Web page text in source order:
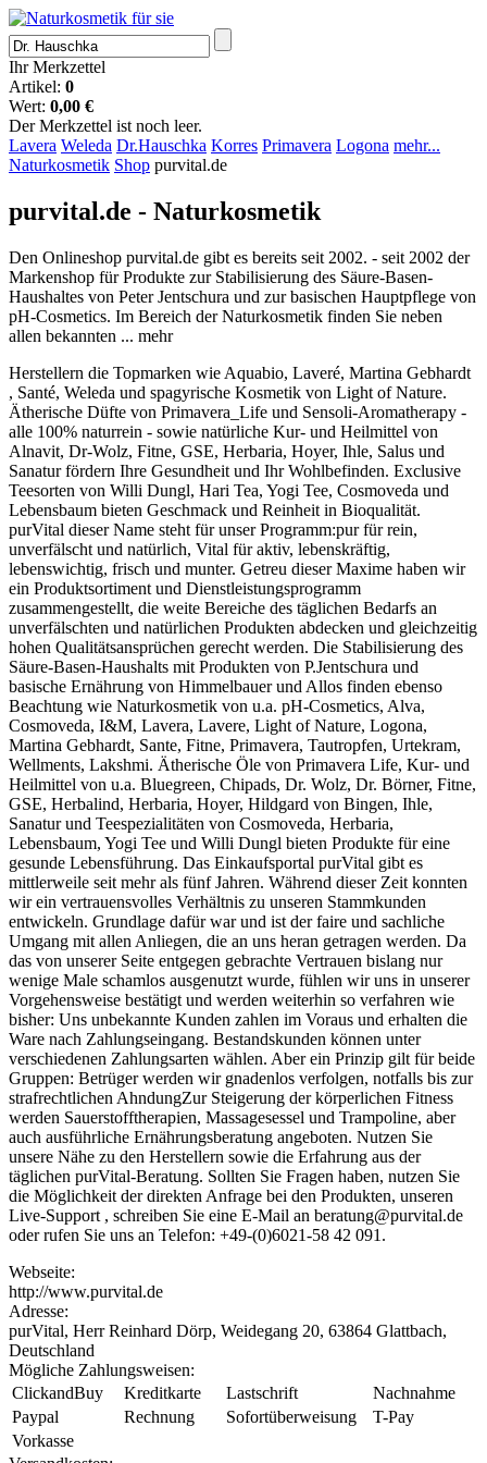
Ihr Merkzettel
Artikel: 0
Wert: 0,00 €
Der Merkzettel ist noch leer.
Lavera Weleda Dr.Hauschka Korres Primavera Logona mehr...
Naturkosmetik Shop purvital.de
purvital.de - Naturkosmetik
Den Onlineshop purvital.de gibt es bereits seit 2002. - seit 2002 der
Markenshop für Produkte zur Stabilisierung des Säure-Basen-
Haushaltes von Peter Jentschura und zur basischen Hauptpflege von
pH-Cosmetics. Im Bereich der Naturkosmetik finden Sie neben
allen bekannten ... mehr
Herstellern die Topmarken wie Aquabio, Laveré, Martina Gebhardt
, Santé, Weleda und spagyrische Kosmetik von Light of Nature.
Ätherische Düfte von Primavera_Life und Sensoli-Aromatherapy -
alle 100% naturrein - sowie natürliche Kur- und Heilmittel von
Alnavit, Dr-Wolz, Fitne, GSE, Herbaria, Hoyer, Ihle, Salus und
Sanatur fördern Ihre Gesundheit und Ihr Wohlbefinden. Exclusive
Teesorten von Willi Dungl, Hari Tea, Yogi Tee, Cosmoveda und
Lebensbaum bieten Geschmack und Reinheit in Bioqualität.
purVital dieser Name steht für unser Programm:pur für rein,
unverfälscht und natürlich, Vital für aktiv, lebenskräftig,
lebenswichtig, frisch und munter. Getreu dieser Maxime haben wir
ein Produktsortiment und Dienstleistungsprogramm
zusammengestellt, die weite Bereiche des täglichen Bedarfs an
unverfälschten und natürlichen Produkten abdecken und gleichzeitig
hohen Qualitätsansprüchen gerecht werden. Die Stabilisierung des
Säure-Basen-Haushalts mit Produkten von P.Jentschura und
basische Ernährung von Himmelbauer und Allos finden ebenso
Beachtung wie Naturkosmetik von u.a. pH-Cosmetics, Alva,
Cosmoveda, I&M, Lavera, Lavere, Light of Nature, Logona,
Martina Gebhardt, Sante, Fitne, Primavera, Tautropfen, Urtekram,
Wellments, Lakshmi. Ätherische Öle von Primavera Life, Kur- und
Heilmittel von u.a. Bluegreen, Chipads, Dr. Wolz, Dr. Börner, Fitne,
GSE, Herbalind, Herbaria, Hoyer, Hildgard von Bingen, Ihle,
Sanatur und Teespezialitäten von Cosmoveda, Herbaria,
Lebensbaum, Yogi Tee und Willi Dungl bieten Produkte für eine
gesunde Lebensführung. Das Einkaufsportal purVital gibt es
mittlerweile seit mehr als fünf Jahren. Während dieser Zeit konnten
wir ein vertrauensvolles Verhältnis zu unseren Stammkunden
entwickeln. Grundlage dafür war und ist der faire und sachliche
Umgang mit allen Anliegen, die an uns heran getragen werden. Da
das von unserer Seite entgegen gebrachte Vertrauen bislang nur
wenige Male schamlos ausgenutzt wurde, fühlen wir uns in unserer
Vorgehensweise bestätigt und werden weiterhin so verfahren wie
bisher: Uns unbekannte Kunden zahlen im Voraus und erhalten die
Ware nach Zahlungseingang. Bestandskunden können unter
verschiedenen Zahlungsarten wählen. Aber ein Prinzip gilt für beide
Gruppen: Betrüger werden wir gnadenlos verfolgen, notfalls bis zur
strafrechtlichen AhndungZur Steigerung der körperlichen Fitness
werden Sauerstofftherapien, Massagesessel und Trampoline, aber
auch ausführliche Ernährungsberatung angeboten. Nutzen Sie
unsere Nähe zu den Herstellern sowie die Erfahrung aus der
täglichen purVital-Beratung. Sollten Sie Fragen haben, nutzen Sie
die Möglichkeit der direkten Anfrage bei den Produkten, unseren
Live-Support , schreiben Sie eine E-Mail an beratung@purvital.de
oder rufen Sie uns an Telefon: +49-(0)6021-58 42 091.
Webseite:
http://www.purvital.de
Adresse:
purVital, Herr Reinhard Dörp, Weidegang 20, 63864 Glattbach,
Deutschland
Mögliche Zahlungsweisen:
ClickandBuy
Kreditkarte Lastschrift
Nachnahme
Paypal
Rechnung Sofortüberweisung
T-Pay
Vorkasse